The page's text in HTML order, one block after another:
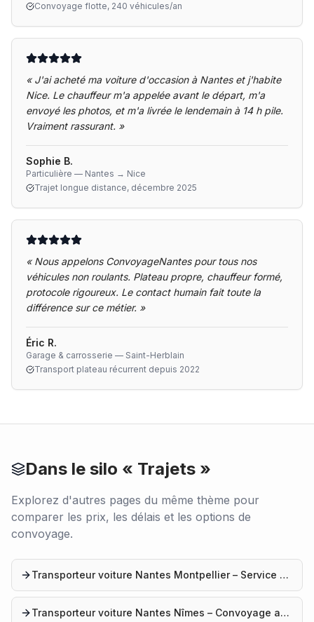
Convoyage flotte, 240 véhicules/an
« J'ai acheté ma voiture d'occasion à Nantes et j'habite
Nice. Le chauffeur m'a appelée avant le départ, m'a
envoyé les photos, et m'a livrée le lendemain à 14 h pile.
Vraiment rassurant. »
Sophie B.
Particulière — Nantes → Nice
Trajet longue distance, décembre 2025
« Nous appelons ConvoyageNantes pour tous nos
véhicules non roulants. Plateau propre, chauffeur formé,
protocole rigoureux. Le contact humain fait toute la
différence sur ce métier. »
Éric R.
Garage & carrosserie — Saint-Herblain
Transport plateau récurrent depuis 2022
Dans le silo « Trajets »
Explorez d'autres pages du même thème pour
comparer les prix, les délais et les options de
convoyage.
Transporteur voiture Nantes Montpellier – Service professionnel
Transporteur voiture Nantes Nîmes – Convoyage automobile